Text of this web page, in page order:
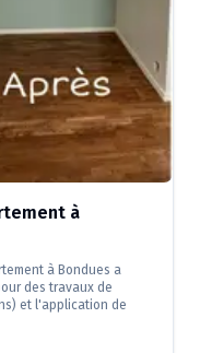
à
à Bondues a
des travaux de
et l'application de